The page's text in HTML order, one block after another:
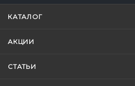
КАТАЛОГ
АКЦИИ
СТАТЬИ